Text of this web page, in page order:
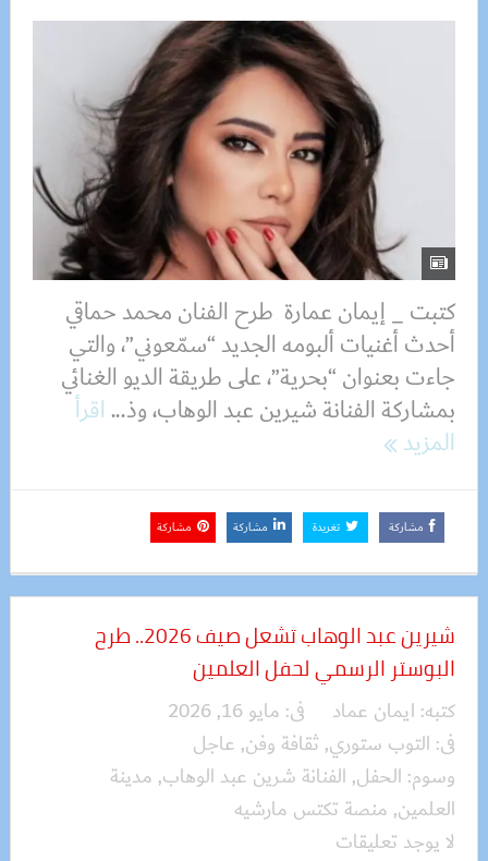
كتبت _ إيمان عمارة طرح الفنان محمد حماقي
أحدث أغنيات ألبومه الجديد “سمّعوني”، والتي
جاءت بعنوان “بحرية”، على طريقة الديو الغنائي
بمشاركة الفنانة شيرين عبد الوهاب، وذ...اقرأ
المزيد
مشاركة تغريدة مشاركة مشاركة
شيرين عبد الوهاب تشعل صيف 2026.. طرح
البوستر الرسمي لحفل العلمين
كتبه: ايمان عماد فى: مايو 16, 2026
فى: التوب ستوري, ثقافة وفن, عاجل
وسوم: الحفل, الفنانة شرين عبد الوهاب, مدينة
العلمين, منصة تكتس مارشيه
لا يوجد تعليقات